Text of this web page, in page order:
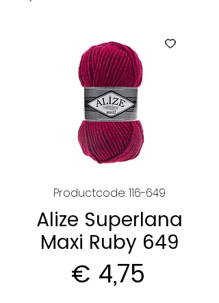
Productcode: 116-649
Alize Superlana
Maxi Ruby 649
€ 4,75